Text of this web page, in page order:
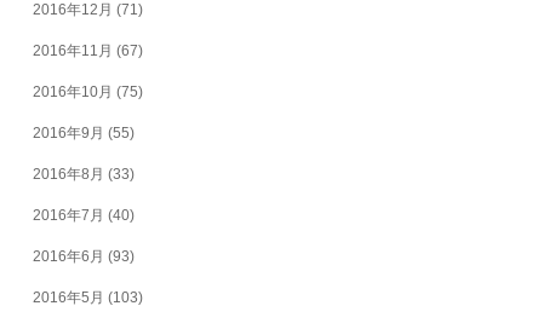
2016年12月 (71)
2016年11月 (67)
2016年10月 (75)
2016年9月 (55)
2016年8月 (33)
2016年7月 (40)
2016年6月 (93)
2016年5月 (103)